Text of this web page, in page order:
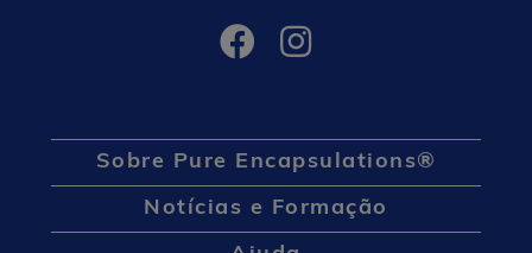
Sobre Pure Encapsulations®
Notícias e Formação